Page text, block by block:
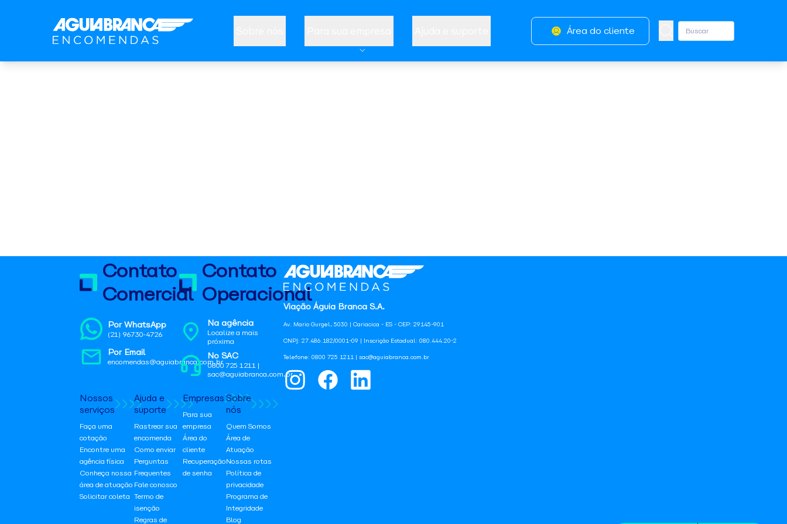
Área do cliente
Viação Águia Branca S.A.
Av. Mario Gurgel, 5030 | Cariacica - ES - CEP: 29145-901
CNPJ: 27.486.182/0001-09 | Inscrição Estadual: 080.444.20-2
Telefone: 0800 725 1211 | sac@aguiabranca.com.br
Contato
Comercial
Por WhatsApp
(21) 96730-4726
Por Email
encomendas@aguiabranca.com.br
Contato
Operacional
Na agência
Localize a mais
próxima
No SAC
0800 725 1211 |
sac@aguiabranca.com.br
Nossos
serviços
Faça uma
cotação
Encontre uma
agência física
Conheça nossa
área de atuação
Solicitar coleta
Ajuda e
suporte
Rastrear sua
encomenda
Como enviar
Perguntas
Frequentes
Fale conosco
Termo de
isenção
Regras de
Empresas
Para sua
empresa
Área do
cliente
Recuperação
de senha
Sobre
nós
Quem Somos
Área de
Atuação
Nossas rotas
Política de
privacidade
Programa de
Integridade
Blog